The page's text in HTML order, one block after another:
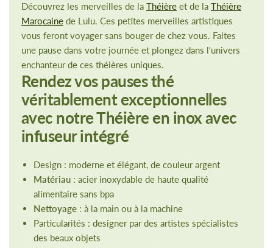
Découvrez les merveilles de la Théière et de la Théière
Marocaine de Lulu. Ces petites merveilles artistiques
vous feront voyager sans bouger de chez vous. Faites
une pause dans votre journée et plongez dans l'univers
enchanteur de ces théières uniques.
Rendez vos pauses thé
véritablement exceptionnelles
avec notre Théière en inox avec
infuseur intégré
Design : moderne et élégant, de couleur argent
Matériau : acier inoxydable de haute qualité
alimentaire sans bpa
Nettoyage : à la main ou à la machine
Particularités : designer par des artistes spécialistes
des beaux objets